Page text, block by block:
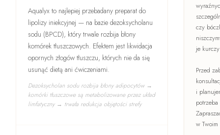
Aqualyx to najlepiej przebadany preparat do
lipolizy iniekcyjnej — na bazie dezoksycholanu
sodu (BPCD), który trwale rozbija błony
komórek tłuszczowych. Efektem jest likwidacja
opornych złogów tłuszczu, których nie da się
usunąć dietą ani ćwiczeniami.
Dezoksycholan sodu rozbija błony adipocytów →
komórki tłuszczowe są metabolizowane przez układ
limfatyczny → trwała redukcja objętości strefy
czy
je
Przed
i
w